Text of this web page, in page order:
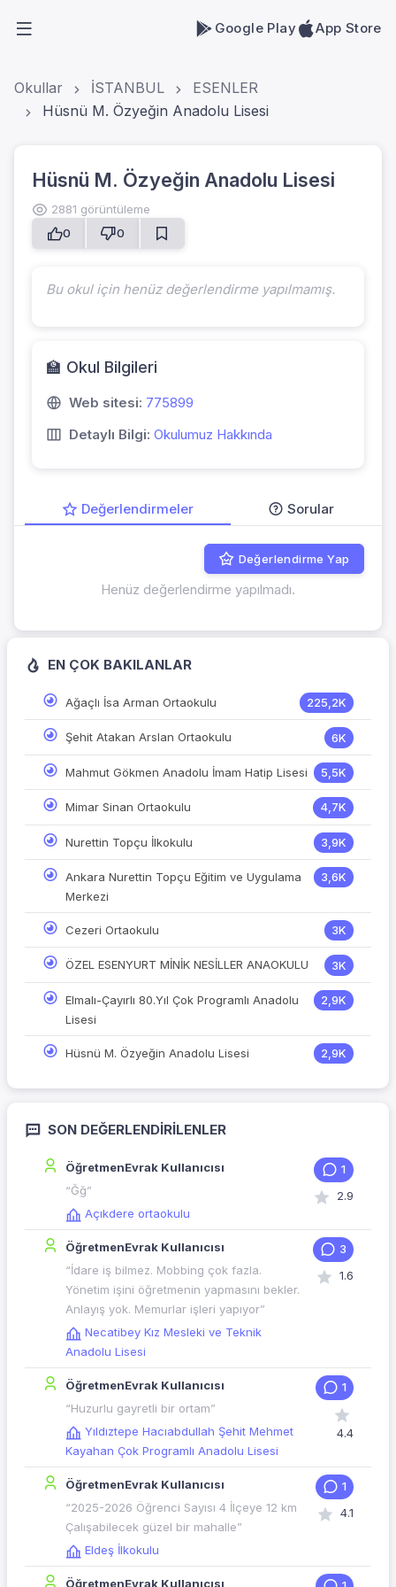
Google Play App Store
Okullar İSTANBUL
ESENLER
Hüsnü M. Özyeğin Anadolu Lisesi
Hüsnü M. Özyeğin Anadolu Lisesi
2881 görüntüleme
0
0
Bu okul için henüz değerlendirme yapılmamış.
🏫 Okul Bilgileri
Web sitesi: 775899
Detaylı Bilgi: Okulumuz Hakkında
Değerlendirmeler Sorular
Değerlendirme Yap
Henüz değerlendirme yapılmadı.
EN ÇOK BAKILANLAR
Ağaçlı İsa Arman Ortaokulu 225,2K
Şehit Atakan Arslan Ortaokulu 6K
Mahmut Gökmen Anadolu İmam Hatip Lisesi 5,5K
Mimar Sinan Ortaokulu 4,7K
Nurettin Topçu İlkokulu 3,9K
Ankara Nurettin Topçu Eğitim ve Uygulama
Merkezi
3,6K
Cezeri Ortaokulu 3K
ÖZEL ESENYURT MİNİK NESİLLER ANAOKULU 3K
Elmalı-Çayırlı 80.Yıl Çok Programlı Anadolu
Lisesi
2,9K
Hüsnü M. Özyeğin Anadolu Lisesi 2,9K
SON DEĞERLENDIRILENLER
ÖğretmenEvrak Kullanıcısı
“Ğğ”
Açıkdere ortaokulu
1
2.9
ÖğretmenEvrak Kullanıcısı
“İdare iş bilmez. Mobbing çok fazla.
Yönetim işini öğretmenin yapmasını bekler.
Anlayış yok. Memurlar işleri yapıyor”
Necatibey Kız Mesleki ve Teknik
Anadolu Lisesi
3
1.6
ÖğretmenEvrak Kullanıcısı
“Huzurlu gayretli bir ortam”
Yıldıztepe Hacıabdullah Şehit Mehmet
Kayahan Çok Programlı Anadolu Lisesi
1
4.4
ÖğretmenEvrak Kullanıcısı
“2025-2026 Öğrenci Sayısı 4 İlçeye 12 km
Çalışabilecek güzel bir mahalle”
Eldeş İlkokulu
1
4.1
ÖğretmenEvrak Kullanıcısı